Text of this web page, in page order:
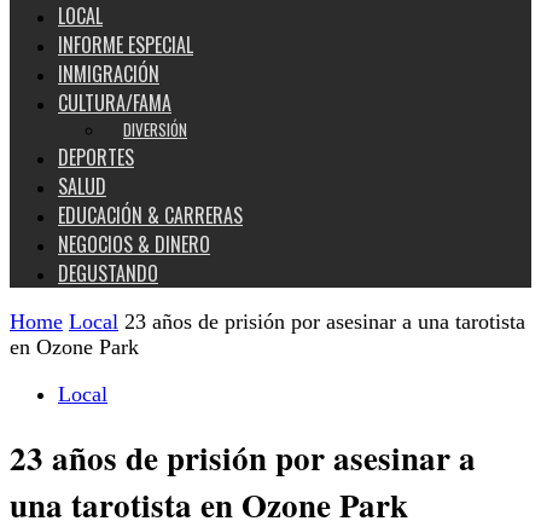
LOCAL
INFORME ESPECIAL
INMIGRACIÓN
CULTURA/FAMA
DIVERSIÓN
DEPORTES
SALUD
EDUCACIÓN & CARRERAS
NEGOCIOS & DINERO
DEGUSTANDO
Home Local 23 años de prisión por asesinar a una tarotista
en Ozone Park
Local
23 años de prisión por asesinar a
una tarotista en Ozone Park